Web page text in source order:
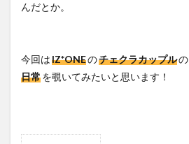
んだとか。
今回はIZ*ONEのチェクラカップルの
日常を覗いてみたいと思います！